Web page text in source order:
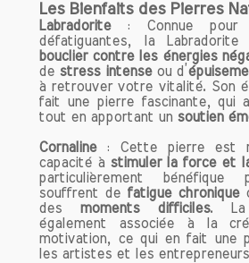
et en République Tchèque.
La composition chimique
est principalement
dioxyde de silicium
coloration est due à
d'impuretés de fer.
couleur vibrante, mais
dureté, qui varie
l'échelle de Mohs, ce qui
aux bijoux et objets
Les Vertus de la
Les Bienfaits des Pierres
Labradorite: Connue pour
défatiguantes, la
bouclier contre les énergies
de stress intenseou d’
à retrouver votre vitalité. Son
fait une pierre fascinante, qui
tout en apportant un soutien
Cornaline: Cette pierre est
capacité à stimuler la force et
particulièrement
souffrent de fatigue chronique
des moments difficiles. La
également associée à la
motivation, ce qui en fait une
les artistes et les